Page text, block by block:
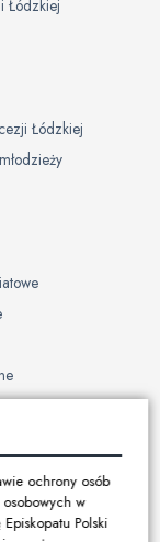
Łódzkiej
Łódzkiej
ochrony osób
w
Polski